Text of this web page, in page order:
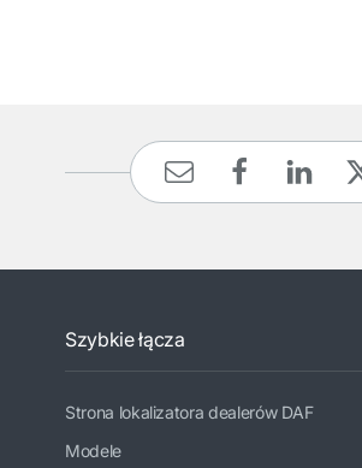
Szybkie łącza
Strona lokalizatora dealerów DAF
Modele